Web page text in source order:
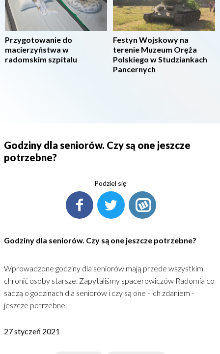
Przygotowanie do
macierzyństwa w
radomskim szpitalu
Festyn Wojskowy na
terenie Muzeum Oręża
Polskiego w Studziankach
Pancernych
Godziny dla seniorów. Czy są one jeszcze
potrzebne?
Podziel się
Godziny dla seniorów. Czy są one jeszcze potrzebne?
Wprowadzone godziny dla seniorów mają przede wszystkim
chronić osoby starsze. Zapytaliśmy spacerowiczów Radomia co
sadzą o godzinach dla seniorów i czy są one - ich zdaniem -
jeszcze potrzebne.
27 styczeń 2021